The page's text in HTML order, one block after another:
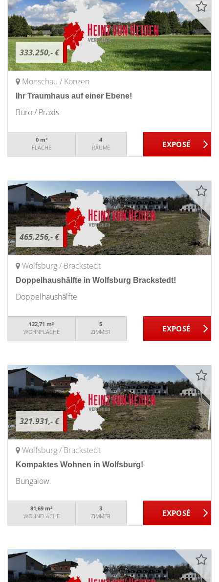
333.250,- €
Monschau / Konzen
Ihr Traumhaus auf einer Ebene!
Büro / Praxis
0 m²
FLÄCHE
4
RÄUME
465.256,- €
Wolfsburg / Brackstedt
Doppelhaushälfte in Wolfsburg Brackstedt!
Doppelhaushälfte
122,71 m²
WOHNFLÄCHE
5
ZIMMER
321.931,- €
Wolfsburg / Brackstedt
Kompaktes Wohnen in Wolfsburg!
Bungalow
81,69 m²
WOHNFLÄCHE
3
ZIMMER